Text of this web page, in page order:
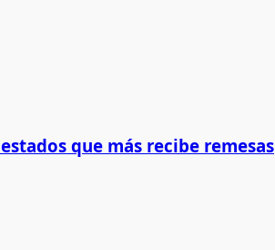
que más recibe remesas